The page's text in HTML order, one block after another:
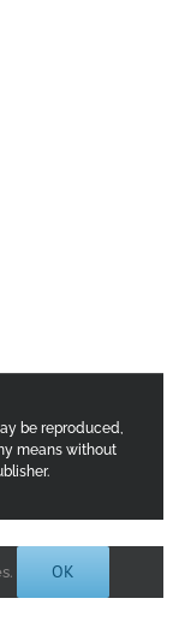
be reproduced,
means without
OK